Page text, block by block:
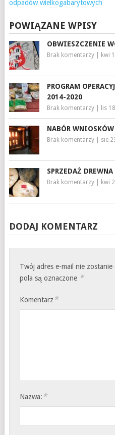
odpadów wielkogabarytowych
POWIĄZANE WPISY
OBWIESZCZENIE
Brak komentarzy| kwi
PROGRAM
2014-2020
Brak komentarzy| lis
NABÓR
Brak komentarzy| sie
SPRZEDAŻ DREWNA
Brak komentarzy| kwi
DODAJ KOMENTARZ
Twój adres e-mail nie
pola są oznaczone *
Komentarz *
Nazwa: *